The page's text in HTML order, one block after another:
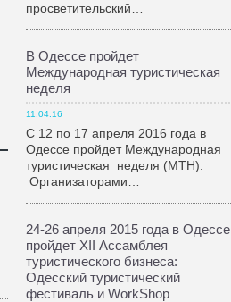
просветительский…
В Одессе пройдет
Международная туристическая
неделя
11.04.16
С 12 по 17 апреля 2016 года в
Одессе пройдет Международная
туристическая неделя (МТН).
Организаторами…
24-26 апреля 2015 года в Одессе
пройдет XII Ассамблея
туристического бизнеса:
Одесский туристический
фестиваль и WorkShop